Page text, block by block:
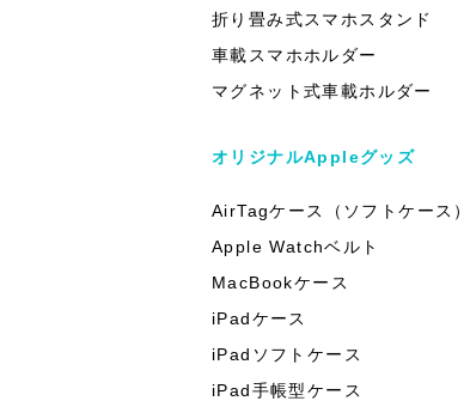
折り畳み式スマホスタンド
車載スマホホルダー
マグネット式車載ホルダー
オリジナルAppleグッズ
AirTagケース（ソフトケース）
Apple Watchベルト
MacBookケース
iPadケース
iPadソフトケース
iPad手帳型ケース